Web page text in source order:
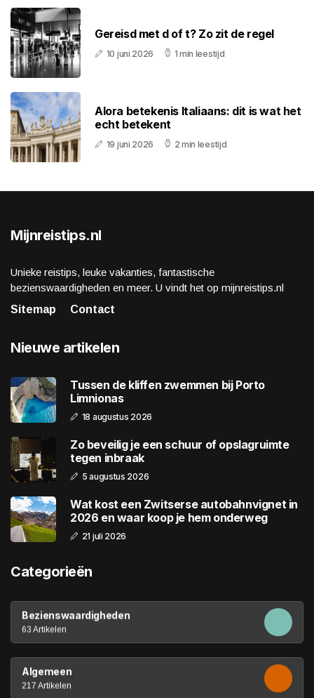
Gereisd met d of t? Zo zit de regel
10 juni 2026 1 min leestijd
Alora betekenis Italiaans: dit is wat het
echt betekent
19 juni 2026 2 min leestijd
Mijnreistips.nl
Unieke reistips, leuke vakanties, fantastische
bezienswaardigheden en meer. U vindt het op mijnreistips.nl
Sitemap
Contact
Nieuwe artikelen
Tussen de kliffen zwemmen bij Porto
Limnionas
18 augustus 2026
Zo beveilig je een schuur of opslagruimte
tegen inbraak
5 augustus 2026
Wat kost een Zwitserse autobahnvignet in
2026 en waar koop je hem onderweg
21 juli 2026
Categorieën
Bezienswaardigheden
63 Artikelen
Algemeen
217 Artikelen